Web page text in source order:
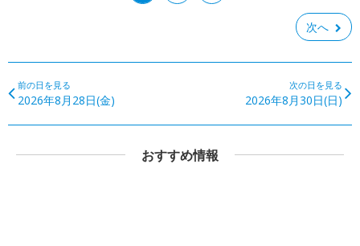
次へ
前の日を見る
2026年8月28日(金)
次の日を見る
2026年8月30日(日)
おすすめ情報